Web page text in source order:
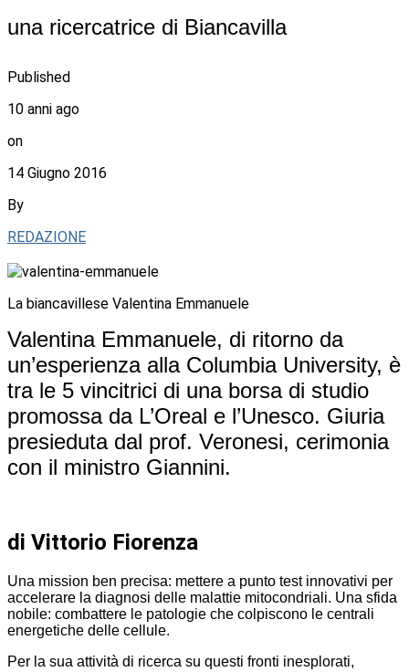
una ricercatrice di Biancavilla
Published
10 anni ago
on
14 Giugno 2016
By
REDAZIONE
La biancavillese Valentina Emmanuele
Valentina Emmanuele, di ritorno da
un’esperienza alla Columbia University, è
tra le 5 vincitrici di una borsa di studio
promossa da L’Oreal e l’Unesco. Giuria
presieduta dal prof. Veronesi, cerimonia
con il ministro Giannini.
di Vittorio Fiorenza
Una mission ben precisa: mettere a punto test innovativi per
accelerare la diagnosi delle malattie mitocondriali. Una sfida
nobile: combattere le patologie che colpiscono le centrali
energetiche delle cellule.
Per la sua attività di ricerca su questi fronti inesplorati,